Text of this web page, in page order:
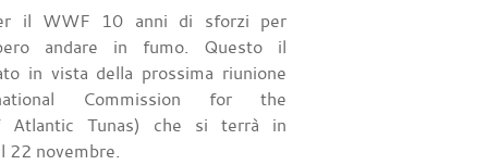
il WWF 10 anni di sforzi per
andare in fumo. Questo il
in vista della prossima riunione
Commission for the
Atlantic Tunas) che si terrà in
22 novembre.